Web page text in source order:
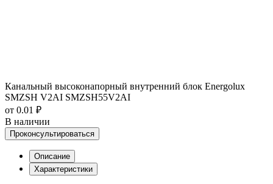
Канальный высоконапорный внутренний блок Energolux
SMZSH V2AI SMZSH55V2AI
от 0.01 ₽
В наличии
Проконсультироваться
Описание
Характеристики